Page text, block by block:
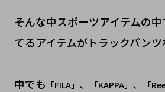
そんな中スポーツアイテムの
てるアイテムがトラックパンツ
中でも 「FILA」 、 「KAPPA」 、 「